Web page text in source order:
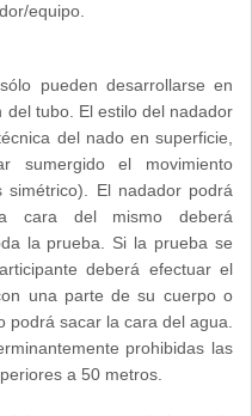
equipo.
pueden desarrollarse en
del tubo. El estilo del nadador
del nado en superficie,
sumergido el movimiento
El nadador podrá
cara del mismo deberá
la prueba. Si la prueba se
deberá efectuar el
una parte de su cuerpo o
sacar la cara del agua.
prohibidas las
a 50 metros.